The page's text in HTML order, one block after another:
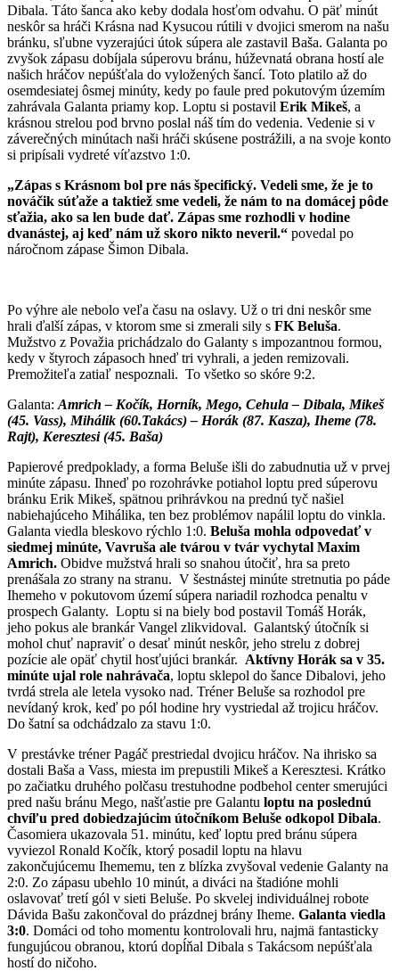
Dibala. Táto šanca ako keby dodala hosťom odvahu. O päť minút
neskôr sa hráči Krásna nad Kysucou rútili v dvojici smerom na našu
bránku, sľubne vyzerajúci útok súpera ale zastavil Baša. Galanta po
zvyšok zápasu dobíjala súperovu bránu, húževnatá obrana hostí ale
našich hráčov nepúšťala do vyložených šancí. Toto platilo až do
osemdesiatej ôsmej minúty, kedy po faule pred pokutovým územím
zahrávala Galanta priamy kop. Loptu si postavil Erik Mikeš, a
krásnou strelou pod brvno poslal náš tím do vedenia. Vedenie si v
záverečných minútach naši hráči skúsene postrážili, a na svoje konto
si pripísali vydreté víťazstvo 1:0.
„Zápas s Krásnom bol pre nás špecifický. Vedeli sme, že je to
nováčik súťaže a taktiež sme vedeli, že nám to na domácej pôde
sťažia, ako sa len bude dať. Zápas sme rozhodli v hodine
dvanástej, aj keď nám už skoro nikto neveril.“ povedal po
náročnom zápase Šimon Dibala.
Po výhre ale nebolo veľa času na oslavy. Už o tri dni neskôr sme
hrali ďalší zápas, v ktorom sme si zmerali sily s FK Beluša.
Mužstvo z Považia prichádzalo do Galanty s impozantnou formou,
kedy v štyroch zápasoch hneď tri vyhrali, a jeden remizovali.
Premožiteľa zatiaľ nespoznali. To všetko so skóre 9:2.
Galanta: Amrich – Kočík, Horník, Mego, Cehula – Dibala, Mikeš
(45. Vass), Mihálik (60.Takács) – Horák (87. Kasza), Iheme (78.
Rajt), Keresztesi (45. Baša)
Papierové predpoklady, a forma Beluše išli do zabudnutia už v prvej
minúte zápasu. Ihneď po rozohrávke potiahol loptu pred súperovu
bránku Erik Mikeš, spätnou prihrávkou na prednú tyč našiel
nabiehajúceho Mihálika, ten bez problémov napálil loptu do vinkla.
Galanta viedla bleskovo rýchlo 1:0. Beluša mohla odpovedať v
siedmej minúte, Vavruša ale tvárou v tvár vychytal Maxim
Amrich. Obidve mužstvá hrali so snahou útočiť, hra sa preto
prenášala zo strany na stranu. V šestnástej minúte stretnutia po páde
Ihemeho v pokutovom území súpera nariadil rozhodca penaltu v
prospech Galanty. Loptu si na biely bod postavil Tomáš Horák,
jeho pokus ale brankár Vangel zlikvidoval. Galantský útočník si
mohol chuť napraviť o desať minút neskôr, jeho strelu z dobrej
pozície ale opäť chytil hosťujúci brankár. Aktívny Horák sa v 35.
minúte ujal role nahrávača, loptu sklepol do šance Dibalovi, jeho
tvrdá strela ale letela vysoko nad. Tréner Beluše sa rozhodol pre
nevídaný krok, keď po pól hodine hry vystriedal až trojicu hráčov.
Do šatní sa odchádzalo za stavu 1:0.
V prestávke tréner Pagáč prestriedal dvojicu hráčov. Na ihrisko sa
dostali Baša a Vass, miesta im prepustili Mikeš a Keresztesi. Krátko
po začiatku druhého polčasu trestuhodne podbehol center smerujúci
pred našu bránu Mego, našťastie pre Galantu loptu na poslednú
chvíľu pred dobiedzajúcim útočníkom Beluše odkopol Dibala.
Časomiera ukazovala 51. minútu, keď loptu pred bránu súpera
vyviezol Ronald Kočík, ktorý posadil loptu na hlavu
zakončujúcemu Ihememu, ten z blízka zvyšoval vedenie Galanty na
2:0. Zo zápasu ubehlo 10 minút, a diváci na štadióne mohli
oslavovať tretí gól v sieti Beluše. Po skvelej individuálnej robote
Dávida Bašu zakončoval do prázdnej brány Iheme. Galanta viedla
3:0. Domáci od toho momentu kontrolovali hru, najmä fantasticky
fungujúcou obranou, ktorú dopĺňal Dibala s Takácsom nepúšťala
hostí do ničoho.